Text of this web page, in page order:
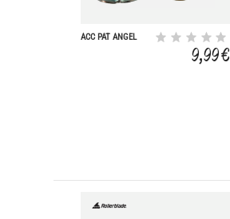
ACC PAT ANGEL
9,99 €